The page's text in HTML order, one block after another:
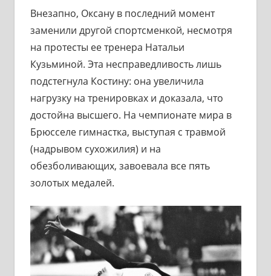
Внезапно, Оксану в последний момент
заменили другой спортсменкой, несмотря
на протесты ее тренера Натальи
Кузьминой. Эта несправедливость лишь
подстегнула Костину: она увеличила
нагрузку на тренировках и доказала, что
достойна высшего. На чемпионате мира в
Брюсселе гимнастка, выступая с травмой
(надрывом сухожилия) и на
обезболивающих, завоевала все пять
золотых медалей.